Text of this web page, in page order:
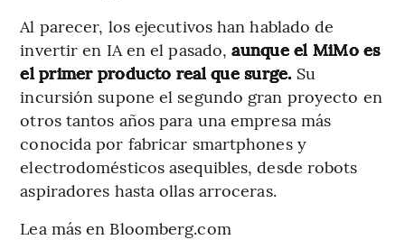
Al parecer, los ejecutivos han hablado de
invertir en IA en el pasado, aunque el MiMo es
el primer producto real que surge. Su
incursión supone el segundo gran proyecto en
otros tantos años para una empresa más
conocida por fabricar smartphones y
electrodomésticos asequibles, desde robots
aspiradores hasta ollas arroceras.
Lea más en Bloomberg.com